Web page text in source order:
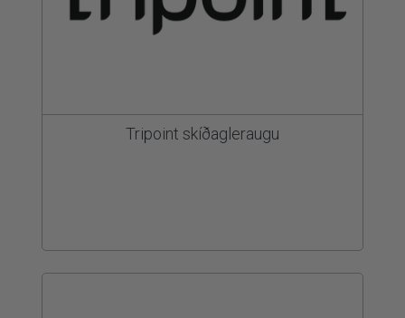
Tripoint skíðagleraugu